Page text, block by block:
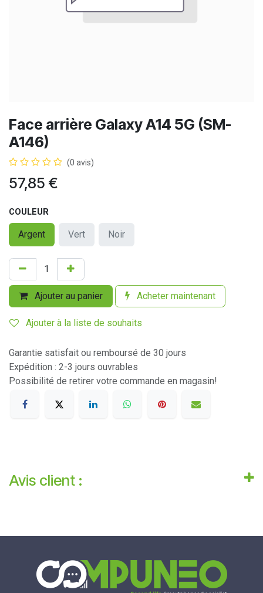
Face arrière Galaxy A14 5G (SM-
A146)
(0 avis)
57,85 €
COULEUR
Argent Vert Noir
Ajouter au panier Acheter maintenant
Ajouter à la liste de souhaits
Garantie satisfait ou remboursé de 30 jours
Expédition : 2-3 jours ouvrables
Possibilité de retirer votre commande en magasin!
Avis client :